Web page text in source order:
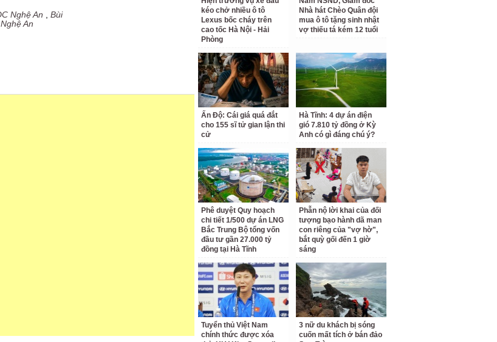
Nghệ An
Bùi
Nghệ An
kéo chở nhiều ô tô
Lexus bốc cháy trên
cao tốc Hà Nội - Hải
Phòng
Nhà hát Chèo Quân đội
mua ô tô tặng sinh nhật
vợ thiếu tá kém 12 tuổi
Ấn Độ: Cái giá quá đắt
cho 155 sĩ tử gian lận thi
cử
Hà Tĩnh: 4 dự án điện
gió 7.810 tỷ đồng ở Kỳ
Anh có gì đáng chú ý?
Phê duyệt Quy hoạch
chi tiết 1/500 dự án LNG
Bắc Trung Bộ tổng vốn
đầu tư gần 27.000 tỷ
đồng tại Hà Tĩnh
Phẫn nộ lời khai của đối
tượng bạo hành dã man
con riêng của "vợ hờ",
bắt quỳ gối đến 1 giờ
sáng
Tuyển thủ Việt Nam
chính thức được xóa
3 nữ du khách bị sóng
cuốn mất tích ở bán đảo